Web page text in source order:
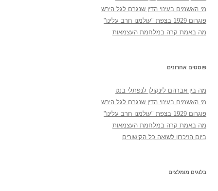
מי האשמים בעינוי הדין שנגרם לגל הירש
פוגרום 1929 בצפת "עולמנו חרב עלינו"
מה באמת קרה במלחמת העצמאות
פוסטים אחרונים
מה בין אברהם לינקולן לנפתלי בנט
מי האשמים בעינוי הדין שנגרם לגל הירש
פוגרום 1929 בצפת "עולמנו חרב עלינו"
מה באמת קרה במלחמת העצמאות
ביום הזיכרון לשואה כל הקישורים
בלוגים מומלצים